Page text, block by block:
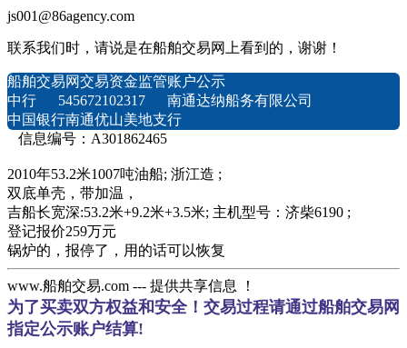
js001@86agency.com
联系我们时，请说是在船舶交易网上看到的，谢谢！
船舶交易网交易资金监管账户公示
中行 545672102317 南通达纳船务有限公司
中国银行南通优山美地支行
信息编号：A301862465
2010年53.2米1007吨油船; 浙江造 ;
双底单壳，带加温，
吉船长宽深:53.2米+9.2米+3.5米; 主机型号：济柴6190 ;
登记报价259万元
锅炉的，报停了，用的话可以恢复
www.船舶交易.com --- 提供共享信息 ！
为了买卖双方权益和安全！交易过程请通过船舶交易网
指定公示账户结算!